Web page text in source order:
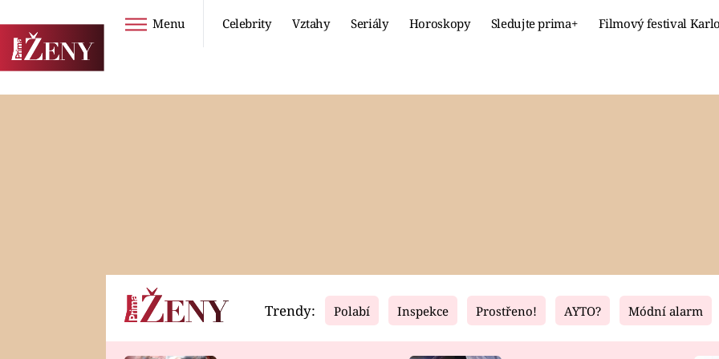
Menu Celebrity Vztahy Seriály Horoskopy Sledujte prima+ Filmový festival
Horoskopy Video Fresh Living
Trendy: Polabí Inspekce Prostřeno! AYTO? Módní alarm